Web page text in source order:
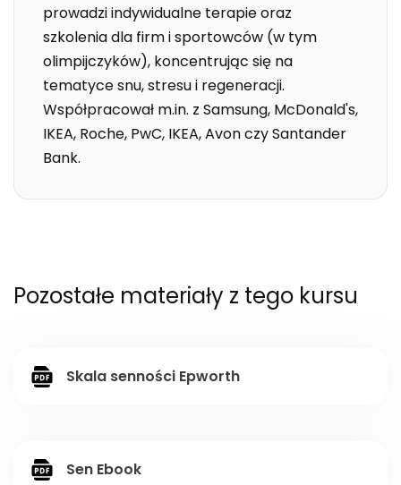
prowadzi indywidualne terapie oraz
szkolenia dla firm i sportowców (w tym
olimpijczyków), koncentrując się na
tematyce snu, stresu i regeneracji.
Współpracował m.in. z Samsung, McDonald's,
IKEA, Roche, PwC, IKEA, Avon czy Santander
Bank.
Pozostałe materiały z tego kursu
Skala senności Epworth
Sen Ebook